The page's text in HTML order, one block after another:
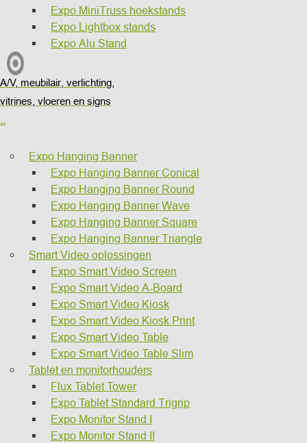
Expo MiniTruss hoekstands
Expo Lightbox stands
Expo Alu Stand
A/V, meubilair, verlichting,
vitrines, vloeren en signs
..
Expo Hanging Banner
Expo Hanging Banner Conical
Expo Hanging Banner Round
Expo Hanging Banner Wave
Expo Hanging Banner Square
Expo Hanging Banner Triangle
Smart Video oplossingen
Expo Smart Video Screen
Expo Smart Video A-Board
Expo Smart Video Kiosk
Expo Smart Video Kiosk Print
Expo Smart Video Table
Expo Smart Video Table Slim
Tablet en monitorhouders
Flux Tablet Tower
Expo Tablet Standard Trigrip
Expo Monitor Stand I
Expo Monitor Stand II